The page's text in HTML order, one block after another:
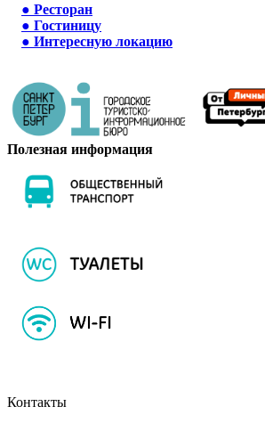
● Ресторан
● Гостиницу
● Интересную локацию
Полезная информация
Контакты